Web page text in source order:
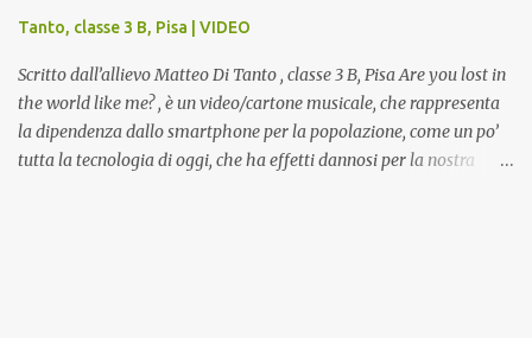
da allievi e studenti dell’Istituto d’Arte durante il...
Tanto, classe 3 B, Pisa | VIDEO
Scritto dall’allievo Matteo Di Tanto , classe 3 B, Pisa Are you lost in
the world like me? , è un video/cartone musicale, che rappresenta
la dipendenza dallo smartphone per la popolazione, come un po’
tutta la tecnologia di oggi, che ha effetti dannosi per la nostra